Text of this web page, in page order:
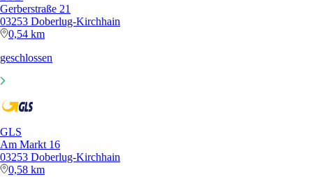
Gerberstraße 21
03253 Doberlug-Kirchhain
0,54 km
geschlossen
GLS
Am Markt 16
03253 Doberlug-Kirchhain
0,58 km